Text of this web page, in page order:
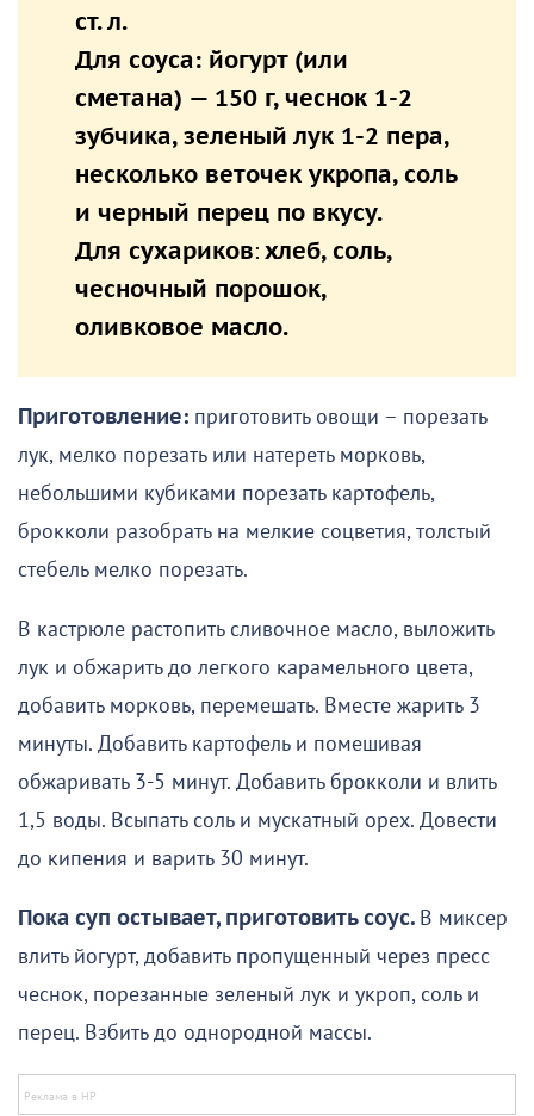
ст. л.
Для соуса: йогурт (или
сметана) — 150 г, чеснок 1-2
зубчика, зеленый лук 1-2 пера,
несколько веточек укропа, соль
и черный перец по вкусу.
Для сухариков: хлеб, соль,
чесночный порошок,
оливковое масло.
Приготовление: приготовить овощи – порезать
лук, мелко порезать или натереть морковь,
небольшими кубиками порезать картофель,
брокколи разобрать на мелкие соцветия, толстый
стебель мелко порезать.
В кастрюле растопить сливочное масло, выложить
лук и обжарить до легкого карамельного цвета,
добавить морковь, перемешать. Вместе жарить 3
минуты. Добавить картофель и помешивая
обжаривать 3-5 минут. Добавить брокколи и влить
1,5 воды. Всыпать соль и мускатный орех. Довести
до кипения и варить 30 минут.
Пока суп остывает, приготовить соус. В миксер
влить йогурт, добавить пропущенный через пресс
чеснок, порезанные зеленый лук и укроп, соль и
перец. Взбить до однородной массы.